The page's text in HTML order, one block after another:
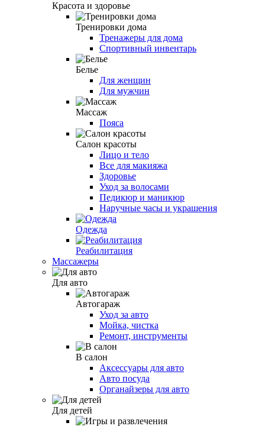
Красота и здоровье
Тренировки дома
Тренажеры для дома
Спортивный инвентарь
Белье
Для женщин
Для мужчин
Массаж
Пояса
Салон красоты
Лицо и тело
Все для макияжа
Здоровье
Уход за волосами
Педикюр и маникюр
Наручные часы и украшения
Одежда
Реабилитация
Массажеры
Для авто
Автогараж
Уход за авто
Мойка, чистка
Ремонт, инструменты
В салон
Аксессуары для авто
Авто посуда
Органайзеры для авто
Для детей